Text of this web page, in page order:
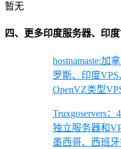
暂无
四、更多印度服务器、印
hostnamaste:加
罗斯、印度
OpenVZ类型
Truxgoservers
独立服务器和
墨西哥、西班